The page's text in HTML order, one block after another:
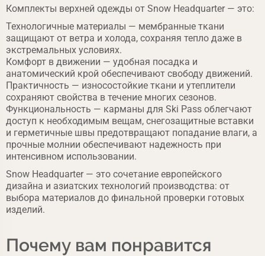
Комплекты верхней одежды от Snow Headquarter — это:
Технологичные материалы — мембранные ткани
защищают от ветра и холода, сохраняя тепло даже в
экстремальных условиях.
Комфорт в движении — удобная посадка и
анатомический крой обеспечивают свободу движений.
Практичность — износостойкие ткани и утеплители
сохраняют свойства в течение многих сезонов.
Функциональность — карманы для Ski Pass облегчают
доступ к необходимым вещам, снегозащитные вставки
и герметичные швы предотвращают попадание влаги, а
прочные молнии обеспечивают надежность при
интенсивном использовании.
Snow Headquarter — это сочетание европейского
дизайна и азиатских технологий производства: от
выбора материалов до финальной проверки готовых
изделий.
Почему вам понравится